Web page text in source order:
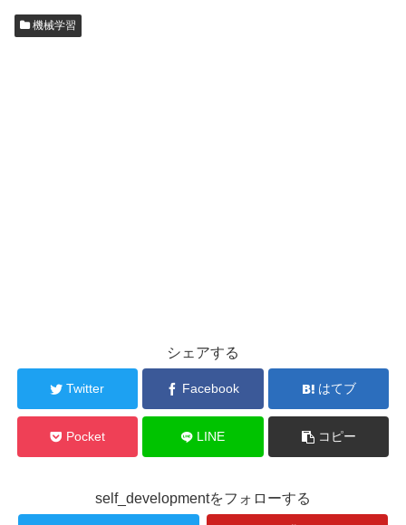
機械学習
シェアする
Twitter Facebook はてブ
Pocket LINE コピー
self_developmentをフォローする